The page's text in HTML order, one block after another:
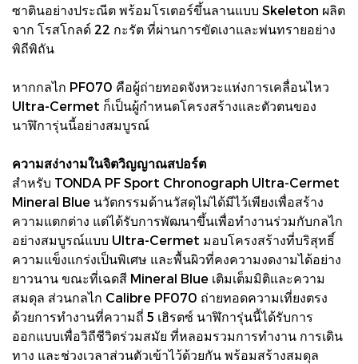
ซาตินอย่างประณีต พร้อมโรเตอร์ขึ้นลานแบบ Skeleton ผลิต
จาก โรสโกลด์ 22 กะรัต ที่ผ่านการขัดเงาและพ่นทรายอย่าง
พิถีพิถัน
หากกลไก PF070 คือผู้ถ่ายทอดจังหวะแห่งการเคลื่อนไหว
Ultra-Cermet ก็เป็นผู้กำหนดโครงสร้างและตัวตนของ
นาฬิการุ่นนี้อย่างสมบูรณ์
ความสง่างามในจิตวิญญาณสปอร์ต
สำหรับ TONDA PF Sport Chronograph Ultra-Cermet
Mineral Blue นวัตกรรมด้านวัสดุไม่ได้มีไว้เพียงเพื่อสร้าง
ความแตกต่าง แต่ได้รับการพัฒนาขึ้นเพื่อทำงานร่วมกับกลไก
อย่างสมบูรณ์แบบ Ultra-Cermet มอบโครงสร้างที่บริสุทธิ์
ความแข็งแกร่งเป็นพิเศษ และพื้นผิวที่คงความงดงามได้อย่าง
ยาวนาน ขณะที่เฉดสี Mineral Blue เติมเต็มมิติและความ
สมดุล ส่วนกลไก Calibre PF070 ถ่ายทอดความเที่ยงตรง
ด้วยการทำงานที่ความถี่ 5 เฮิรตซ์ นาฬิการุ่นนี้ได้รับการ
ออกแบบเพื่อวิถีชีวิตร่วมสมัย ที่หลอมรวมการทำงาน การเดิน
ทาง และช่วงเวลาส่วนตัวเข้าไว้ด้วยกัน พร้อมสร้างสมดุล